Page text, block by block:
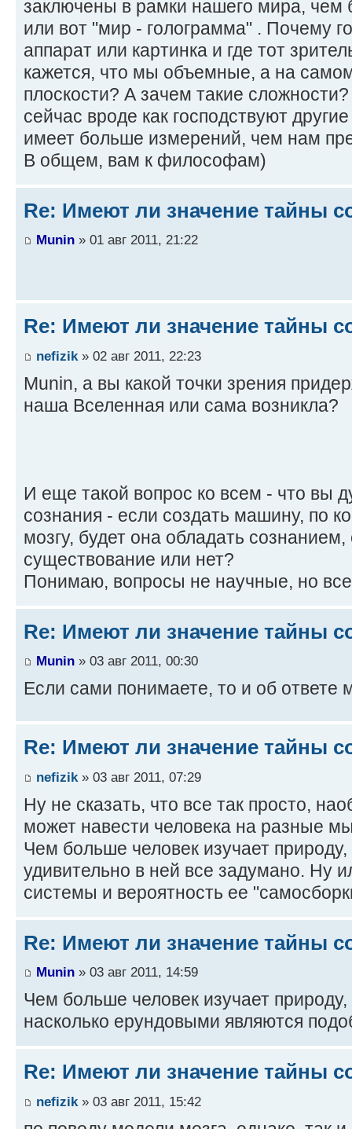
заключены в рамки нашего мира, чем
или вот "мир - голограмма" . Почему
аппарат или картинка и где тот
кажется, что мы объемные, а на
плоскости? А зачем такие
сейчас вроде как господствуют
имеет больше измерений, чем нам
В общем, вам к философам)
Re: Имеют ли значение тайны
Munin » 01 авг 2011, 21:22
Re: Имеют ли значение тайны
nefizik » 02 авг 2011, 22:23
Munin, а вы какой точки зрения
наша Вселенная или сама возникла?
И еще такой вопрос ко всем - что вы
сознания - если создать машину, по
мозгу, будет она обладать
существование или нет?
Понимаю, вопросы не научные, но
Re: Имеют ли значение тайны
Munin » 03 авг 2011, 00:30
Если сами понимаете, то и об ответе
Re: Имеют ли значение тайны
nefizik » 03 авг 2011, 07:29
Ну не сказать, что все так просто,
может навести человека на разные
Чем больше человек изучает
удивительно в ней все задумано. Ну
системы и вероятность ее
Re: Имеют ли значение тайны
Munin » 03 авг 2011, 14:59
Чем больше человек изучает
насколько ерундовыми являются
Re: Имеют ли значение тайны
nefizik » 03 авг 2011, 15:42